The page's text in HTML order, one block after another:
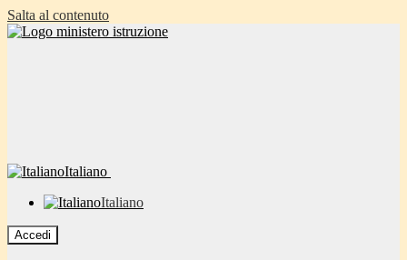
Salta al contenuto
Italiano
Italiano
Accedi